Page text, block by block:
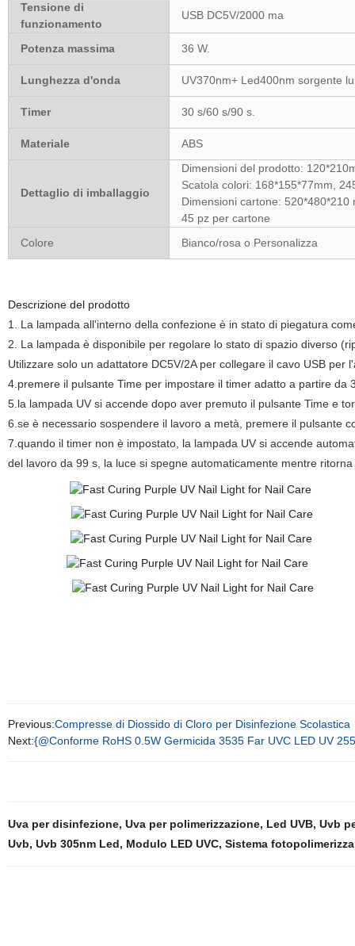
Tensione di
funzionamento
USB DC5V/2000 ma
Potenza massima 36 W.
Lunghezza d'onda UV370nm+ Led400nm sorgente
Timer 30 s/60 s/90 s.
Materiale ABS
Dettaglio di imballaggio
Dimensioni del prodotto:
Scatola colori: 168*155*77mm,
Dimensioni cartone: 520*480*210
45 pz per cartone
Colore
Bianco/rosa o Personalizza
Descrizione del prodotto
1. La lampada all'interno della confezione è in stato di piegatura
2. La lampada è disponibile per regolare lo stato di spazio diverso
Utilizzare solo un adattatore DC5V/2A per collegare il cavo USB per
4.premere il pulsante Time per impostare il timer adatto a partire da
5.la lampada UV si accende dopo aver premuto il pulsante Time e
6.se è necessario sospendere il lavoro a metà, premere il pulsante
7.quando il timer non è impostato, la lampada UV si accende
del lavoro da 99 s, la luce si spegne automaticamente mentre ritorna
Previous:Compresse di Diossido di Cloro per Disinfezione Scolastica
Next:{@Conforme RoHS 0.5W Germicida 3535 Far UVC LED UV
Uva per disinfezione, Uva per polimerizzazione, Led UVB, Uvb
Uvb, Uvb 305nm Led, Modulo LED UVC, Sistema